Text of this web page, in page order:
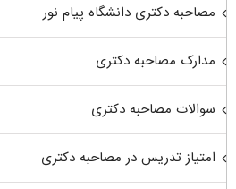
مصاحبه دکتری دانشگاه پیام نور
مدارک مصاحبه دکتری
سوالات مصاحبه دکتری
امتیاز تدریس در مصاحبه دکتری